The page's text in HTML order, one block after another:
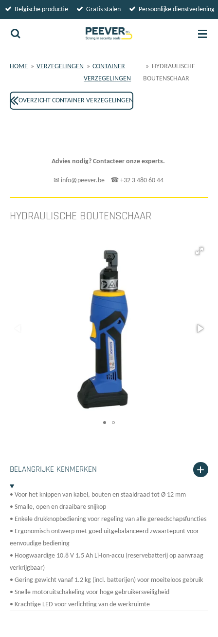
Ga
naar
Belgische productie Gratis stalen Persoonlijke dienstverlening
HOME » VERZEGELINGEN » CONTAINER
VERZEGELINGEN
» HYDRAULISCHE
BOUTENSCHAAR
OVERZICHT CONTAINER VERZEGELINGEN
Advies nodig? Contacteer onze experts.
✉ info@peever.be ☎ +32 3 480 60 44
HYDRAULISCHE BOUTENSCHAAR
BELANGRIJKE KENMERKEN
• Voor het knippen van kabel, bouten en staaldraad tot Ø 12 mm
• Smalle, open en draaibare snijkop
• Enkele drukknopbediening voor regeling van alle gereedschapsfuncties
• Ergonomisch ontwerp met goed uitgebalanceerd zwaartepunt voor
eenvoudige bediening
• Hoogwaardige 10.8 V 1.5 Ah Li-Ion-accu (reservebatterij op aanvraag
verkrijgbaar)
• Gering gewicht vanaf 1.2 kg (incl. batterijen) voor moeiteloos gebruik
• Snelle motoruitschakeling voor hoge gebruikersveiligheid
• Krachtige LED voor verlichting van de werkruimte